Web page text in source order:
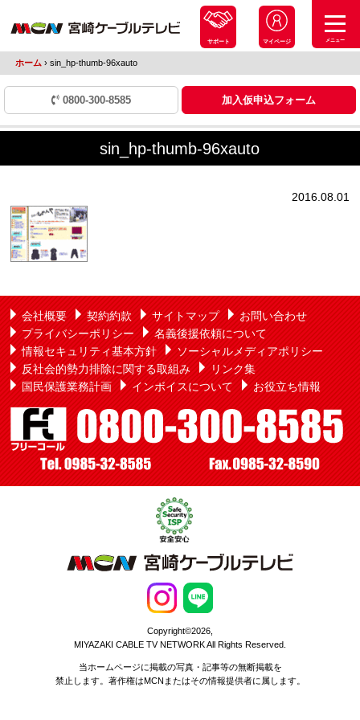
サポート マイページ メニュー
ホーム ›sin_hp-thumb-96xauto
0800-300-8585 加入仮申込フォーム
sin_hp-thumb-96xauto
2016.08.01
会社概要 契約約款 サイトマップ
お問い合わせ
プライバシーポリシー
名義後援依頼について
情報セキュリティ基本方針
ソーシャルメディアポリシー
反社会的勢力排除に関する取組み
リンク集
国民保護業務計画
インボイスについて お役立ち情報
Copyright©2026,
MIYAZAKI CABLE TV NETWORK All Rights Reserved.
当ホームページに掲載の写真・記事等の無断掲載を
禁止します。著作権はMCNまたはその情報提供者に属します。